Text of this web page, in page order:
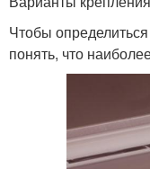
Чтобы
понять, что